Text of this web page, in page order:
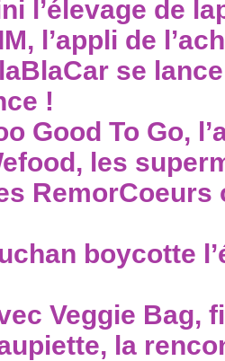
l’élevage de
l’appli de
se
!
Good To Go,
les
RemorCoeurs
boycotte
Veggie Bag,
la